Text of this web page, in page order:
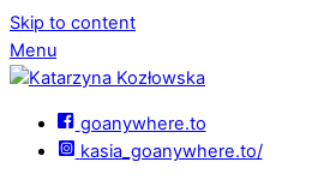
Skip to content
Menu
goanywhere.to
kasia_goanywhere.to/